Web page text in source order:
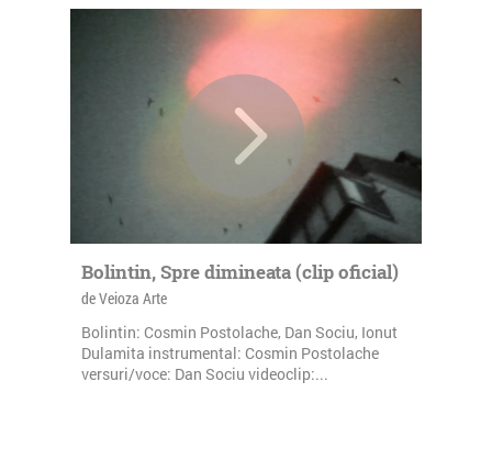
Bolintin, Spre dimineata (clip oficial)
de Veioza Arte
Bolintin: Cosmin Postolache, Dan Sociu, Ionut
Dulamita instrumental: Cosmin Postolache
versuri/voce: Dan Sociu videoclip:...